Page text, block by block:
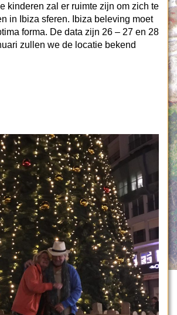
kinderen zal er ruimte zijn om zich te
in Ibiza sferen. Ibiza beleving moet
forma. De data zijn 26 – 27 en 28
zullen we de locatie bekend